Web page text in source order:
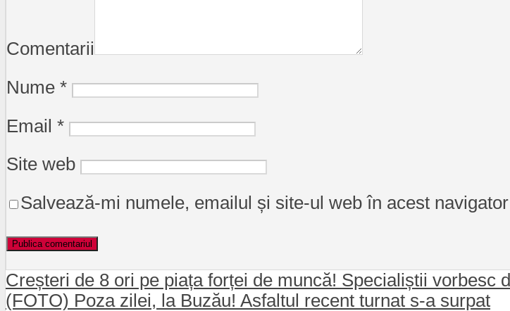
Comentarii
Nume *
Email *
Site web
Salvează-mi numele, emailul și site-ul web în acest
Creșteri de 8 ori pe piața forței de muncă! Specialiștii vorbesc
(FOTO) Poza zilei, la Buzău! Asfaltul recent turnat s-a surpat